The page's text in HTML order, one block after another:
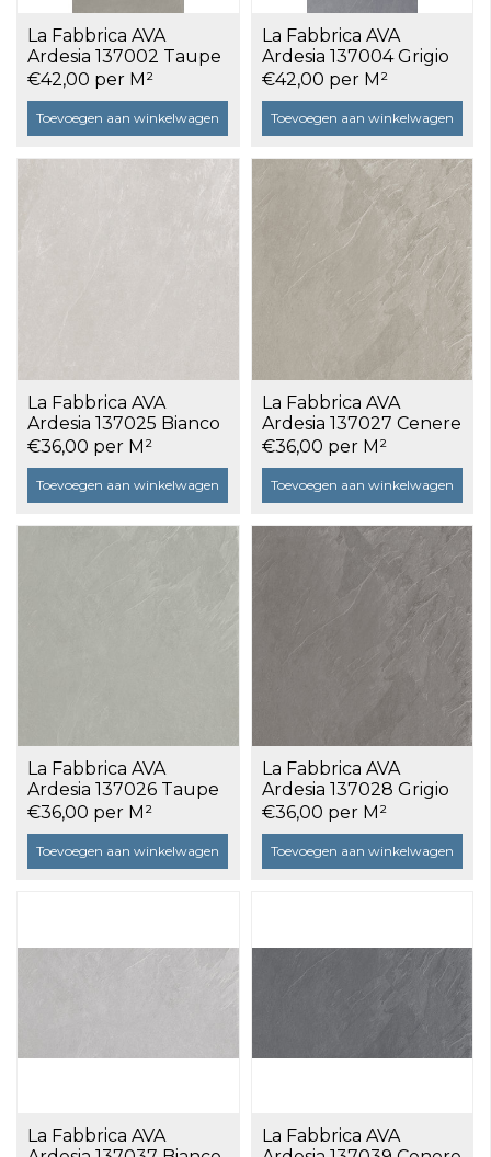
La Fabbrica AVA
Ardesia 137002 Taupe
60x120 a 1,44 m²
€42,00 per M²
Toevoegen aan winkelwagen
La Fabbrica AVA
Ardesia 137004 Grigio
60x120 a 1,44 m²
€42,00 per M²
Toevoegen aan winkelwagen
La Fabbrica AVA
Ardesia 137025 Bianco
60x60 a 1,08 m²
€36,00 per M²
Toevoegen aan winkelwagen
La Fabbrica AVA
Ardesia 137027 Cenere
60x60 a 1,08 m²
€36,00 per M²
Toevoegen aan winkelwagen
La Fabbrica AVA
Ardesia 137026 Taupe
60x60 a 1,08 m²
€36,00 per M²
Toevoegen aan winkelwagen
La Fabbrica AVA
Ardesia 137028 Grigio
60x60 a 1,08 m²
€36,00 per M²
Toevoegen aan winkelwagen
La Fabbrica AVA
La Fabbrica AVA